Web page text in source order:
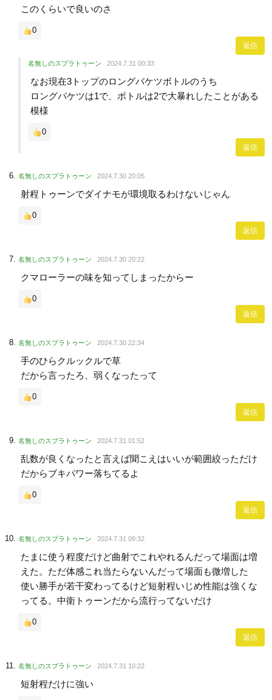
このくらいで良いのさ
0
返信
名無しのスプラトゥーン 2024.7.31 00:33
なお現在3トップのロングバケツボトルのうち
ロングバケツは1で、ボトルは2で大暴れしたことがある
模様
0
返信
名無しのスプラトゥーン 2024.7.30 20:05
射程トゥーンでダイナモが環境取るわけないじゃん
0
返信
名無しのスプラトゥーン 2024.7.30 20:22
クマローラーの味を知ってしまったからー
0
返信
名無しのスプラトゥーン 2024.7.30 22:34
手のひらクルックルで草
だから言ったろ、弱くなったって
0
返信
名無しのスプラトゥーン 2024.7.31 01:52
乱数が良くなったと言えば聞こえはいいが範囲絞っただけ
だからブキパワー落ちてるよ
0
返信
名無しのスプラトゥーン 2024.7.31 09:32
たまに使う程度だけど曲射でこれやれるんだって場面は増
えた。ただ体感これ当たらないんだって場面も微増した
使い勝手が若干変わってるけど短射程いじめ性能は強くな
ってる。中衛トゥーンだから流行ってないだけ
0
返信
名無しのスプラトゥーン 2024.7.31 10:22
短射程だけに強い